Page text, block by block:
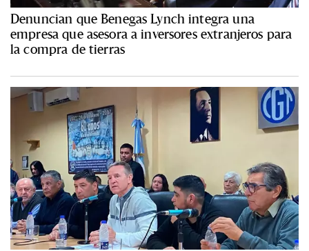
Denuncian que Benegas Lynch integra una
empresa que asesora a inversores extranjeros para
la compra de tierras